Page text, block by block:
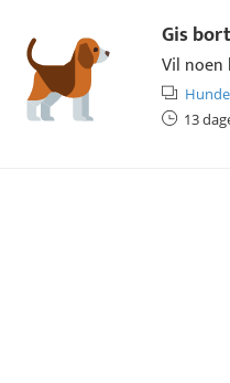
Gis
Vil noen
13